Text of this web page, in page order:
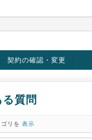
契約の確認・変更
質問
リを 表示